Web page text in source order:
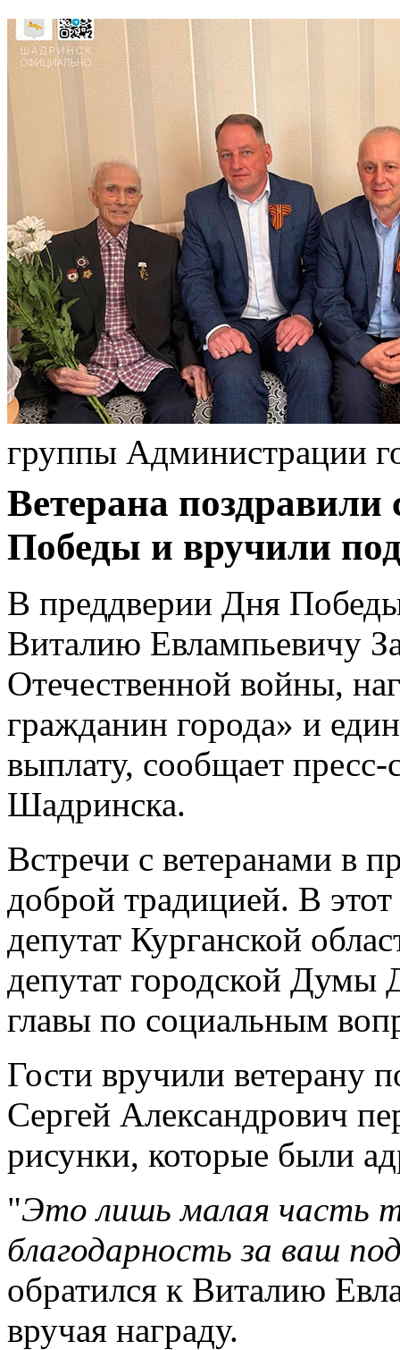
группы Администрации
Ветерана
Победы и вручили
В преддверии Дня
Виталию Евлампьевичу
Отечественной войны,
гражданин города» и
выплату, сообщает
Шадринска.
Встречи с ветеранами в
доброй традицией. В
депутат Курганской
депутат городской Думы
главы по социальным
Гости вручили ветерану
Сергей Александрович
рисунки, которые были
"Это лишь малая часть
благодарность за ваш
обратился к Виталию
вручая награду.